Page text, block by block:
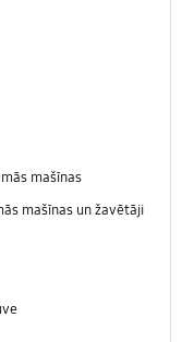
mašīnas
mašīnas un žavētāji